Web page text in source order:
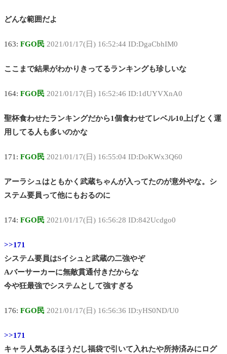
どんな範囲だよ
163: FGO民 2021/01/17(日) 16:52:44 ID:DgaCbhIM0
ここまで結果がわかりきってるランキングも珍しいな
164: FGO民 2021/01/17(日) 16:52:46 ID:1dUYVXnA0
聖杯食わせたランキングだから1個食わせてレベル10上げとく運
用してる人も多いのかな
171: FGO民 2021/01/17(日) 16:55:04 ID:DoKWx3Q60
アーラシュはともかく武蔵ちゃんが入ってたのが意外やな。シ
ステム要員って他にもおるのに
174: FGO民 2021/01/17(日) 16:56:28 ID:842Ucdgo0
>>171
システム要員はSイシュと武蔵の二強やぞ
Aバーサーカーに無敵貫通付きだからな
今や狂最強でシステムとして強すぎる
176: FGO民 2021/01/17(日) 16:56:36 ID:yHS0ND/U0
>>171
キャラ人気あるほうだし福袋で引いて入れたや所持済みにログ